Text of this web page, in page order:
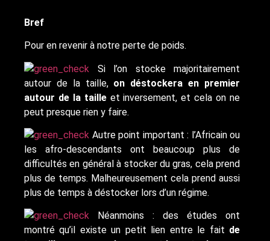
Bref
Pour en revenir à notre perte de poids.
Si l’on stocke majoritairement
autour de la taille, on déstockera en premier
autour de la tailleet inversement, et cela on ne
peut presque rien y faire.
Autre point important : l’Africain ou
les afro-descendants ont beaucoup plus de
difficultés en général à stocker du gras, cela prend
plus de temps. Malheureusement cela prend aussi
plus de temps à déstocker lors d’un régime.
Néanmoins : des études ont
montré qu’il existe un petit lien entre le fait de